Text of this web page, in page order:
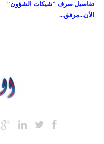
تفاصيل صرف "شيكات الشؤون"
الأن...مرفق...